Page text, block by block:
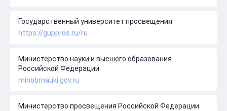
Государственный университет просвещения
https://guppros.ru/ru
Министерство науки и высшего образования
Российской Федерации
minobrnauki.gov.ru
Министерство просвещения Российской Федерации